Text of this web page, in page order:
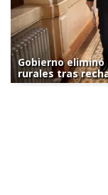
Gobierno
rurales tras